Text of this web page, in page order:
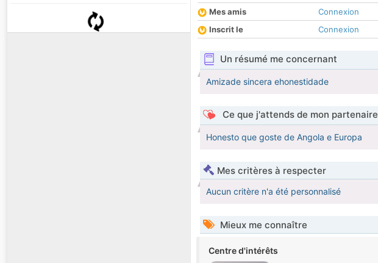
Mes amis
Connexion
Inscrit le
Connexion
Un résumé me concernant
Amizade sincera ehonestidade
Ce que j'attends de mon partenaire
Honesto que goste de Angola e Europa
Mes critères à respecter
Aucun critère n'a été personnalisé
Mieux me connaître
Centre d'intérêts